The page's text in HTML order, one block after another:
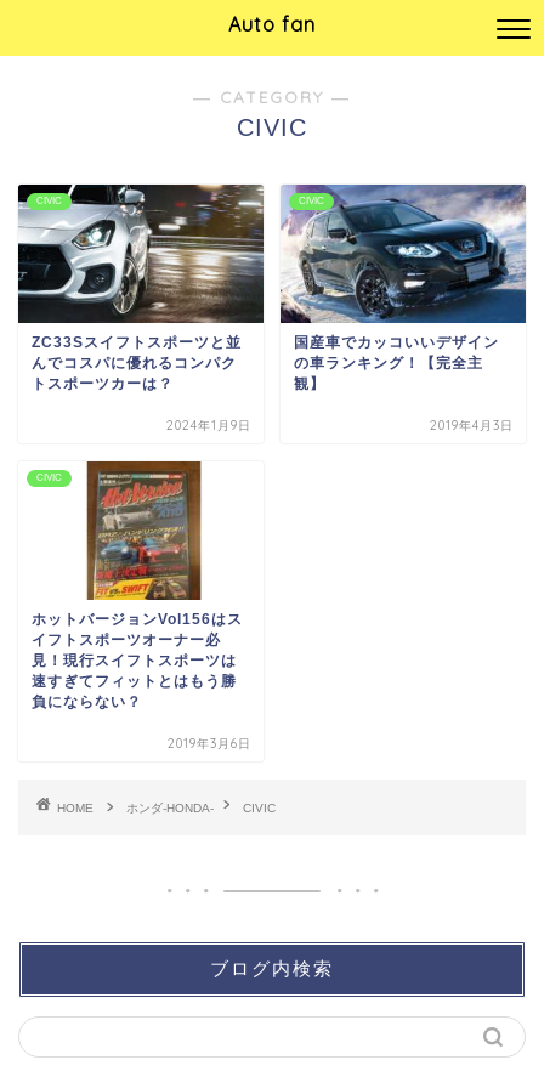
Auto fan
― CATEGORY ―
CIVIC
CIVIC
ZC33Sスイフトスポーツと並
んでコスパに優れるコンパク
トスポーツカーは？
2024年1月9日
CIVIC
国産車でカッコいいデザイン
の車ランキング！【完全主
観】
2019年4月3日
CIVIC
ホットバージョンVol156はス
イフトスポーツオーナー必
見！現行スイフトスポーツは
速すぎてフィットとはもう勝
負にならない？
2019年3月6日
HOME ホンダ-HONDA- CIVIC
ブログ内検索